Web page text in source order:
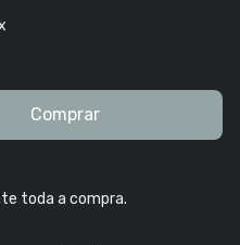
toda a compra.